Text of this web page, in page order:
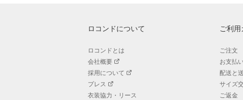
ロコンドについて
ロコンドとは
会社概要
採用について
プレス
衣装協力・リース
ご利用
ご注文
お支払
配送と
サイズ
ご返金